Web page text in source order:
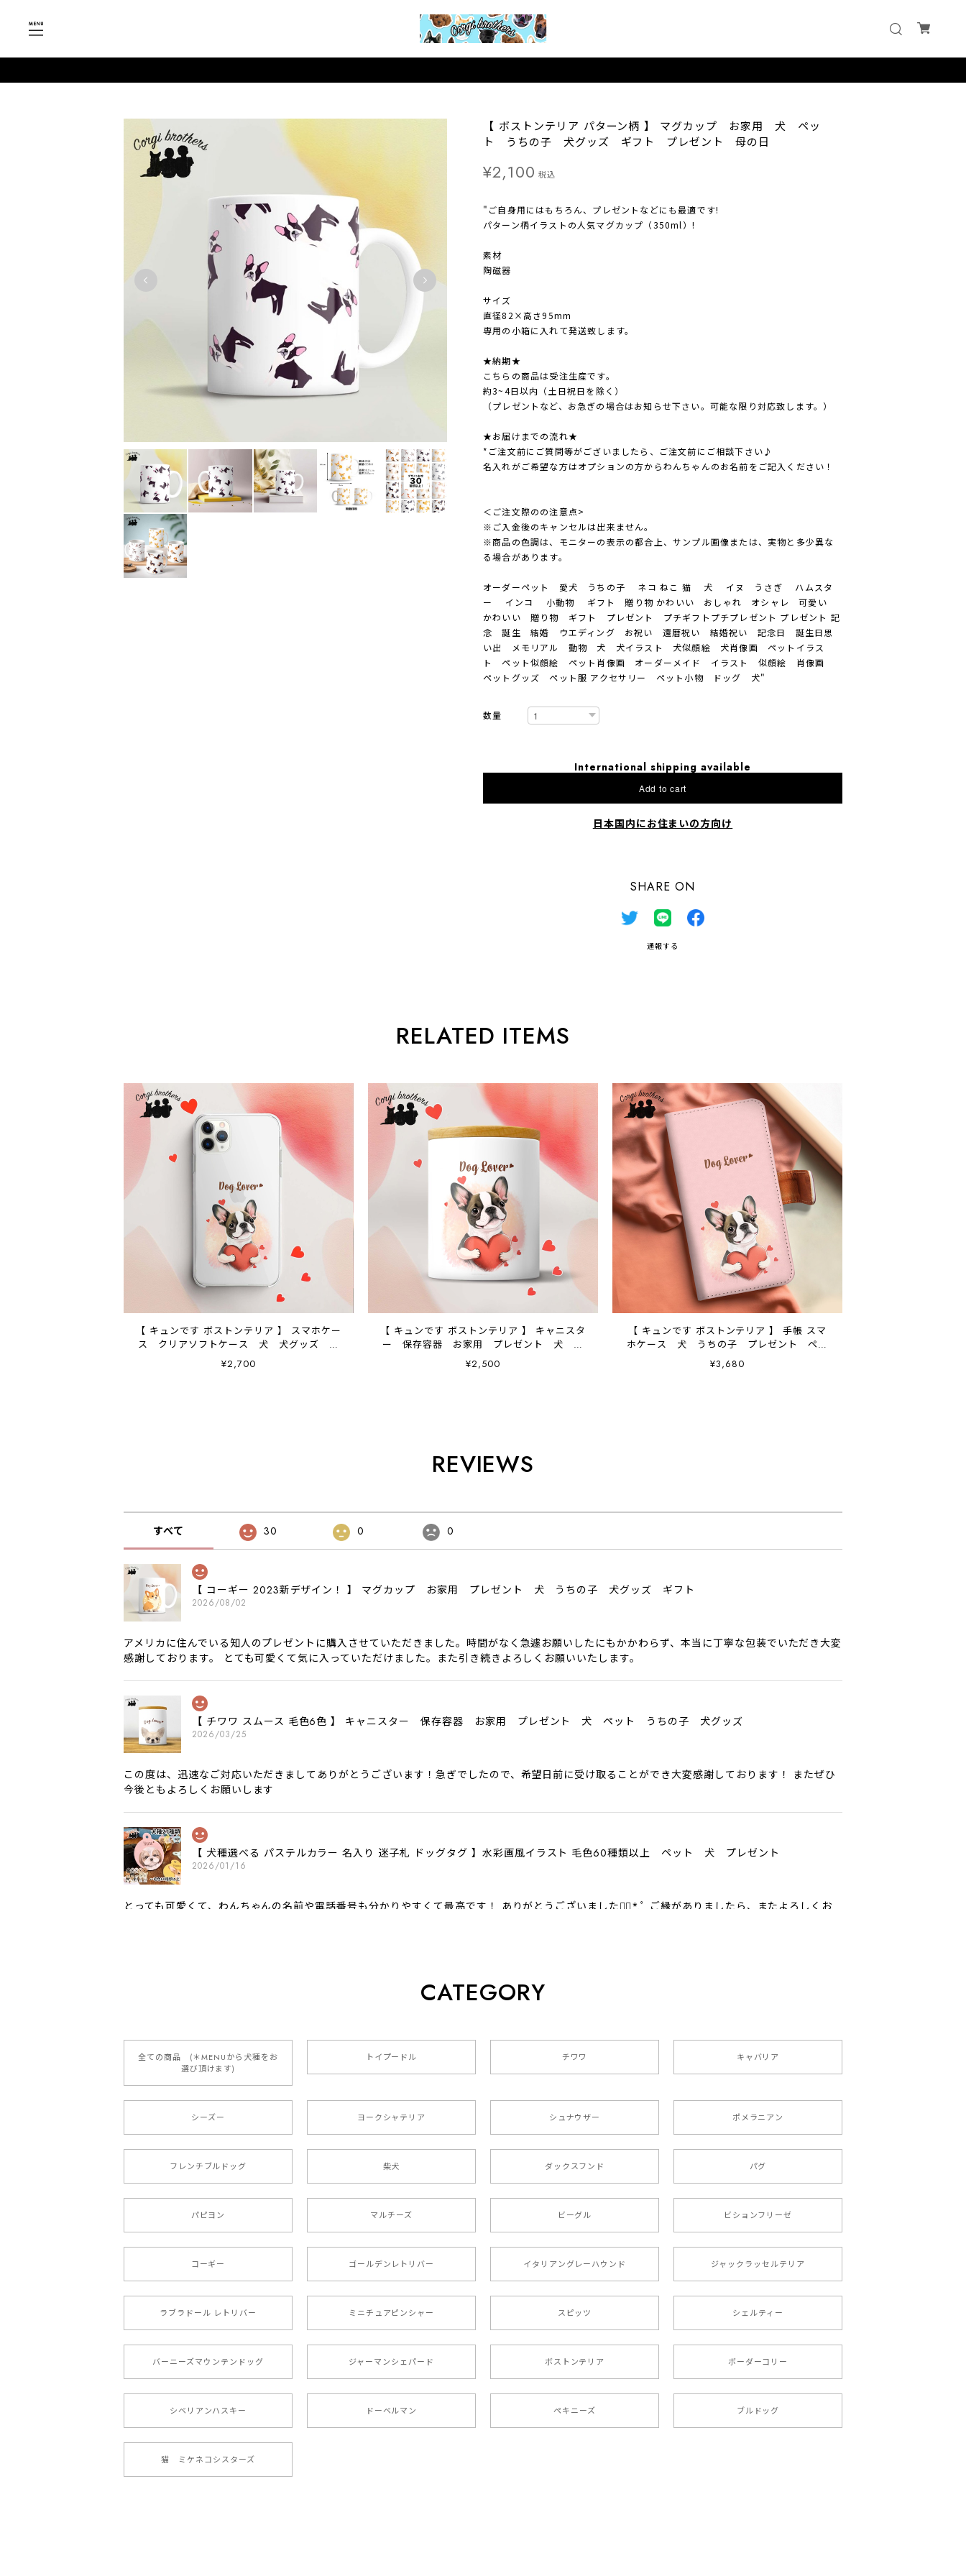
【 ボストンテリア パターン柄 】 マグカップ お家用 犬 ペッ
ト うちの子 犬グッズ ギフト プレゼント 母の日
¥2,100 税込
"ご自身用にはもちろん、プレゼントなどにも最適です!
パターン柄イラストの人気マグカップ（350ml）!
素材
陶磁器
サイズ
直径82×高さ95mm
専用の小箱に入れて発送致します。
★納期★
こちらの商品は受注生産です。
約3~4日以内（土日祝日を除く）
（プレゼントなど、お急ぎの場合はお知らせ下さい。可能な限り対応致します。）
★お届けまでの流れ★
*ご注文前にご質問等がございましたら、ご注文前にご相談下さい♪
名入れがご希望な方はオプションの方からわんちゃんのお名前をご記入ください！
＜ご注文際のの注意点>
※ご入金後のキャンセルは出来ません。
※商品の色調は、モニターの表示の都合上、サンプル画像または、実物と多少異な
る場合があります。
オーダーペット 愛犬 うちの子 ネコ ねこ 猫 犬 イヌ うさぎ ハムスタ
ー インコ 小動物 ギフト 贈り物 かわいい おしゃれ オシャレ 可愛い
かわいい 贈り物 ギフト プレゼント プチギフトプチプレゼント プレゼント 記
念 誕生 結婚 ウエディング お祝い 還暦祝い 結婚祝い 記念日 誕生日思
い出 メモリアル 動物 犬 犬イラスト 犬似顔絵 犬肖像画 ペットイラス
ト ペット似顔絵 ペット肖像画 オーダーメイド イラスト 似顔絵 肖像画
ペットグッズ ペット服 アクセサリー ペット小物 ドッグ 犬"
数量
International shipping available
Add to cart
日本国内にお住まいの方向け
SHARE ON
通報する
RELATED ITEMS
【 キュンです ボストンテリア 】 スマホケー
ス クリアソフトケース 犬 犬グッズ プ
レゼント アンドロイド対応
¥2,700
【 キュンです ボストンテリア 】 キャニスタ
ー 保存容器 お家用 プレゼント 犬 ペ
ット うちの子 犬グッズ
¥2,500
【 キュンです ボストンテリア 】 手帳 スマ
ホケース 犬 うちの子 プレゼント ペッ
ト Android対応
¥3,680
REVIEWS
すべて 30 0 0
【 コーギー 2023新デザイン！ 】 マグカップ お家用 プレゼント 犬 うちの子 犬グッズ ギフト
2026/08/02
アメリカに住んでいる知人のプレゼントに購入させていただきました。時間がなく急遽お願いしたにもかかわらず、本当に丁寧な包装でいただき大変
感謝しております。 とても可愛くて気に入っていただけました。また引き続きよろしくお願いいたします。
【 チワワ スムース 毛色6色 】 キャニスター 保存容器 お家用 プレゼント 犬 ペット うちの子 犬グッズ
2026/03/25
この度は、迅速なご対応いただきましてありがとうございます！急ぎでしたので、希望日前に受け取ることができ大変感謝しております！ またぜひ
今後ともよろしくお願いします
【 犬種選べる パステルカラー 名入り 迷子札 ドッグタグ 】水彩画風イラスト 毛色60種類以上 ペット 犬 プレゼント
2026/01/16
とっても可愛くて、わんちゃんの名前や電話番号も分かりやすくて最高です！ ありがとうございました❁⃘*.ﾟ ご縁がありましたら、またよろしくお
【 自然に囲まれた ダックスフンド 】 キャニスター 保存容器 お家用 プレゼント 犬 ペット うちの子 犬グッズ
【 ボーダーコリー 水彩画風 毛色4色 】 手帳 スマホケース 犬 うちの子 iPhone & Android
2025/05/09
もう叫ぶほど可愛くて最高です。 届いた袋まで可愛かったです。 ご連絡が取りづらい点だけ少し不安になりましたが、商品の素敵さでチャラです。
【 キュンです ボーダーコリー 】 手帳 スマホケース 犬 うちの子 プレゼント ペット Android対応
2024/10/28
注文受領連絡が無かったのでハラハラしましたが… 可愛い商品が届きました！大満足です♪
【 自然に囲まれた ポメラニアン 】マグカップ 犬 ペット うちの子 犬グッズ ギフト プレゼント 母の日
2024/07/09
CATEGORY
全ての商品 (＊MENUから犬種をお
選び頂けます)
トイプードル チワワ キャバリア
シーズー ヨークシャテリア シュナウザー ポメラニアン
フレンチブルドッグ 柴犬 ダックスフンド パグ
パピヨン マルチーズ ビーグル ビションフリーゼ
コーギー ゴールデンレトリバー イタリアングレーハウンド ジャックラッセルテリア
ラブラドール レトリバー ミニチュアピンシャー スピッツ シェルティー
バーニーズマウンテンドッグ ジャーマンシェパード ボストンテリア ボーダーコリー
シベリアンハスキー ドーベルマン ペキニーズ ブルドッグ
猫 ミケネコシスターズ